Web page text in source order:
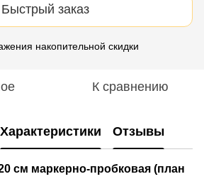
Быстрый заказ
накопительной скидки
К сравнению
Характеристики Отзывы
см маркерно-пробковая (план